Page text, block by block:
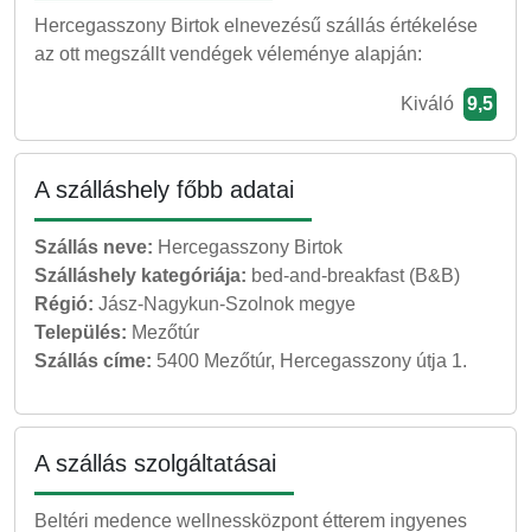
Hercegasszony Birtok elnevezésű szállás értékelése
az ott megszállt vendégek véleménye alapján:
Kiváló 9,5
A szálláshely főbb adatai
Szállás neve: Hercegasszony Birtok
Szálláshely kategóriája: bed-and-breakfast (B&B)
Régió: Jász-Nagykun-Szolnok megye
Település: Mezőtúr
Szállás címe: 5400 Mezőtúr, Hercegasszony útja 1.
A szállás szolgáltatásai
Beltéri medence wellnessközpont étterem ingyenes